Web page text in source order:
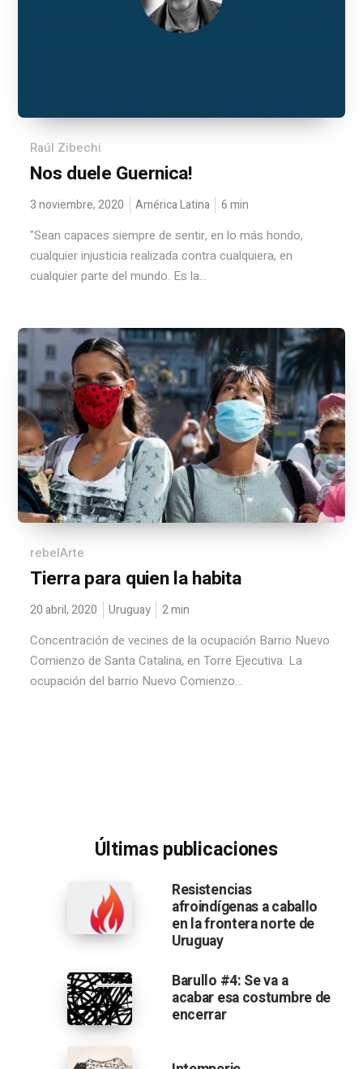
Raúl Zibechi
Nos duele Guernica!
3 noviembre, 2020 América Latina 6 min
"Sean capaces siempre de sentir, en lo más hondo,
cualquier injusticia realizada contra cualquiera, en
cualquier parte del mundo. Es la...
rebelArte
Tierra para quien la habita
20 abril, 2020 Uruguay 2min
Concentración de vecines de la ocupación Barrio Nuevo
Comienzo de Santa Catalina, en Torre Ejecutiva. La
ocupación del barrio Nuevo Comienzo...
Últimas publicaciones
Resistencias
afroindígenas a caballo
en la frontera norte de
Uruguay
Barullo #4: Se va a
acabar esa costumbre de
encerrar